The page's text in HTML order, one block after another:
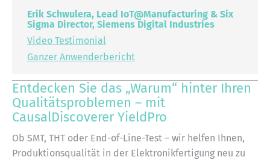
Erik Schwulera, Lead IoT@Manufacturing & Six
Sigma Director, Siemens Digital Industries
Video Testimonial
Ganzer Anwenderbericht
Entdecken Sie das „Warum“ hinter Ihren
Qualitätsproblemen – mit
CausalDiscoverer YieldPro
Ob SMT, THT oder End-of-Line-Test – wir helfen Ihnen,
Produktionsqualität in der Elektronikfertigung neu zu